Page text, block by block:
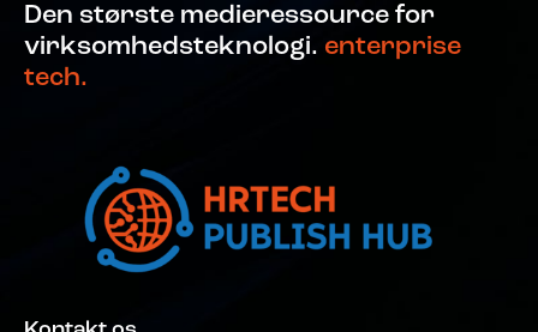
Den største medieressource for
virksomhedsteknologi. enterprise
tech.